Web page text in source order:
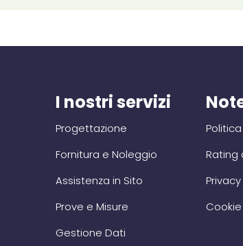
I nostri servizi
Progettazione
Fornitura e Noleggio
Assistenza in Sito
Prove e Misure
Gestione Dati
Rating